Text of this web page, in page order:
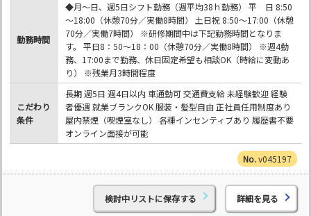
勤務時間
◆月～日、週5日シフト勤務（週平均38ｈ勤務） 平 日 8:50
～18:00（休憩70分／実働8時間） 土日祝 8:50～17:00（休憩
70分／実働7時間） ※研修期間中は下記勤務時間となりま
す。 平日8：50～18：00（休憩70分／実働8時間） ※週4勤
務、17:00まで勤務、休日固定希望も相談OK（時給に変動あ
り） ※残業月3時間程度
こだわり
条件
長期 週5日 週4日以内 車通勤可 交通費支給 未経験歓迎 経験
者優遇 就業ブランクOK 服装・髪型自由 正社員任用制度あり
屋内禁煙（喫煙室なし） 各種インセンティブあり 履歴書不要
オンライン面接が可能
v045197
検討中リストに保存する 詳細を見る